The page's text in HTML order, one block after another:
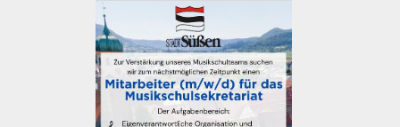
Lebenslagen
Senioren
Stadtseniorenrat